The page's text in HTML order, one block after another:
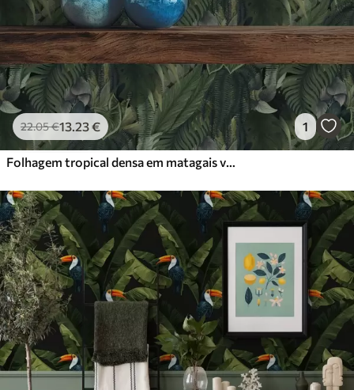
22.05€13.23€ 1
Folhagem tropical densa em matagais verde-escuros